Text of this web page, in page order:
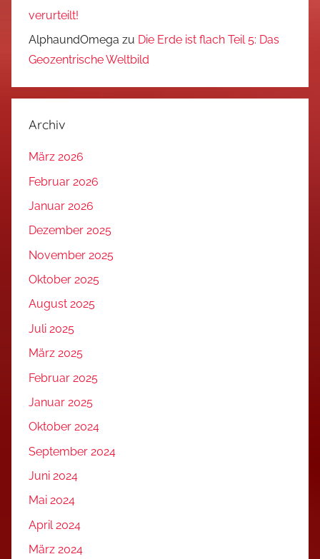
verurteilt!
AlphaundOmega zu Die Erde ist flach Teil 5: Das
Geozentrische Weltbild
Archiv
März 2026
Februar 2026
Januar 2026
Dezember 2025
November 2025
Oktober 2025
August 2025
Juli 2025
März 2025
Februar 2025
Januar 2025
Oktober 2024
September 2024
Juni 2024
Mai 2024
April 2024
März 2024